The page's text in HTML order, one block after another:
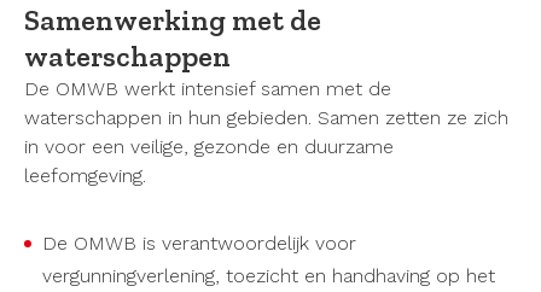
Samenwerking met de
waterschappen
De OMWB werkt intensief samen met de
waterschappen in hun gebieden. Samen zetten ze zich
in voor een veilige, gezonde en duurzame
leefomgeving.
De OMWB is verantwoordelijk voor
vergunningverlening, toezicht en handhaving op het